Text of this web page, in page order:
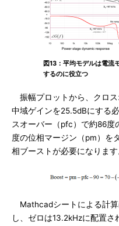
図13：平均モデルは電流
するのに役立つ
振幅プロットから、クロス
中域ゲインを25.5dBにする
スオーバー（pfc）で約86度
度の位相マージン（pm）を
相ブーストが必要になります
Mathcadシートによる計算
し、ゼロは13.2kHzに配置さ